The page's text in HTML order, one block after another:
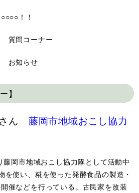
！！
質問コーナー
お知らせ
】
ん 藤岡市地域おこし協力
岡市地域おこし協力隊として活動中
を使い、糀を使った発酵食品の製造・
催などを行っている。古民家を改装